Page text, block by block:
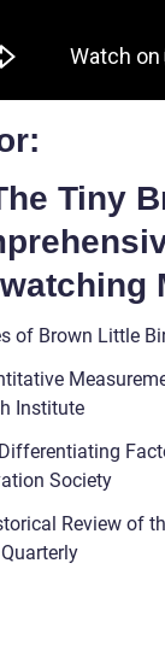
Tiny
of Brown Little
Institute
Society
Review of